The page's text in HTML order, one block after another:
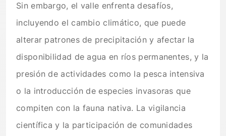
Sin embargo, el valle enfrenta desafíos,
incluyendo el cambio climático, que puede
alterar patrones de precipitación y afectar la
disponibilidad de agua en ríos permanentes, y la
presión de actividades como la pesca intensiva
o la introducción de especies invasoras que
compiten con la fauna nativa. La vigilancia
científica y la participación de comunidades